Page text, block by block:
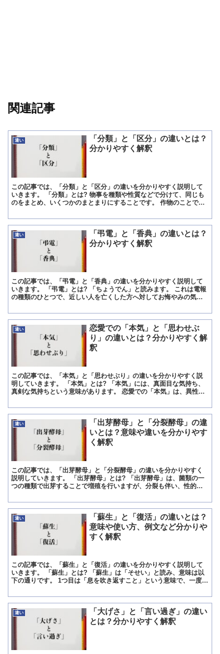
関連記事
違い
「分類」と「区分」の違いとは？
分かりやすく解釈
この記事では、「分類」と「区分」の違いを分かりやすく説明して
いきます。 「分類」とは? 物事を種類や性質などで分けて、同じも
のをまとめ、いくつかのまとまりにすることです。 作物のことで考
違い
「弔電」と「香典」の違いとは？
分かりやすく解釈
この記事では、「弔電」と「香典」の違いを分かりやすく説明して
いきます。 「弔電」とは? 「ちょうでん」と読みます。 これは電報
の種類のひとつで、近しい人を亡くした方へ対してお悔やみの気持
違い
恋愛での「本気」と「思わせぶ
り」の違いとは？分かりやすく解
釈
この記事では、「本気」と「思わせぶり」の違いを分かりやすく説
明していきます。 「本気」とは? 「本気」には、真面目な気持ち、
真剣な気持ちという意味があります。 恋愛での「本気」は、異性に
違い
「出芽酵母」と「分裂酵母」の違
いとは？意味や違いを分かりやす
く解釈
この記事では、「出芽酵母」と「分裂酵母」の違いを分かりやすく
説明していきます。 「出芽酵母」とは? 「出芽酵母」は、菌類の一
つの種類で出芽することで増殖を行いますが、分裂も伴い、性的に
違い
「蘇生」と「復活」の違いとは？
意味や使い方、例文など分かりや
すく解釈
この記事では、「蘇生」と「復活」の違いを分かりやすく説明して
いきます。 「蘇生」とは? 「蘇生」は「そせい」と読み、意味は以
下の通りです。 1つ目は「息を吹き返すこと」という意味で、一度命
違い
「大げさ」と「言い過ぎ」の違い
とは？分かりやすく解釈